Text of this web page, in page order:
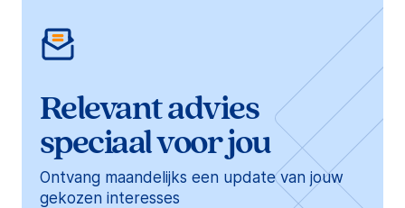
Relevant advies
speciaal voor jou
Ontvang maandelijks een update van jouw
gekozen interesses